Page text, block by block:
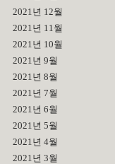
2021년 12월
2021년 11월
2021년 10월
2021년 9월
2021년 8월
2021년 7월
2021년 6월
2021년 5월
2021년 4월
2021년 3월